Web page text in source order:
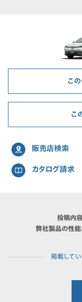
こ
こ
販売店検索
カタログ請求
投稿内
弊社製品の性能